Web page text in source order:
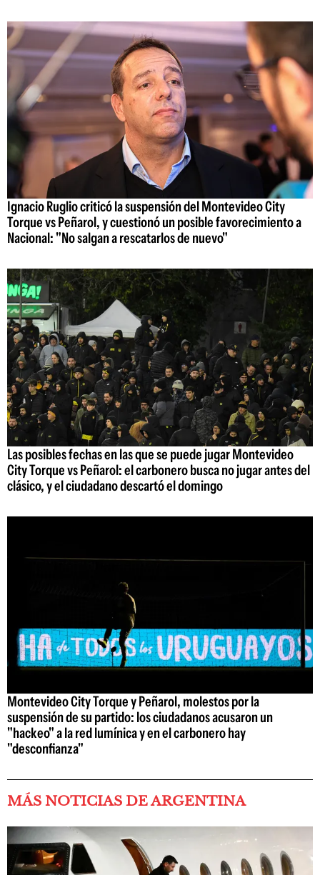
Ignacio Ruglio criticó la suspensión del Montevideo City
Torque vs Peñarol, y cuestionó un posible favorecimiento a
Nacional: "No salgan a rescatarlos de nuevo"
Las posibles fechas en las que se puede jugar Montevideo
City Torque vs Peñarol: el carbonero busca no jugar antes del
clásico, y el ciudadano descartó el domingo
Montevideo City Torque y Peñarol, molestos por la
suspensión de su partido: los ciudadanos acusaron un
"hackeo" a la red lumínica y en el carbonero hay
"desconfianza"
MÁS NOTICIAS DE ARGENTINA